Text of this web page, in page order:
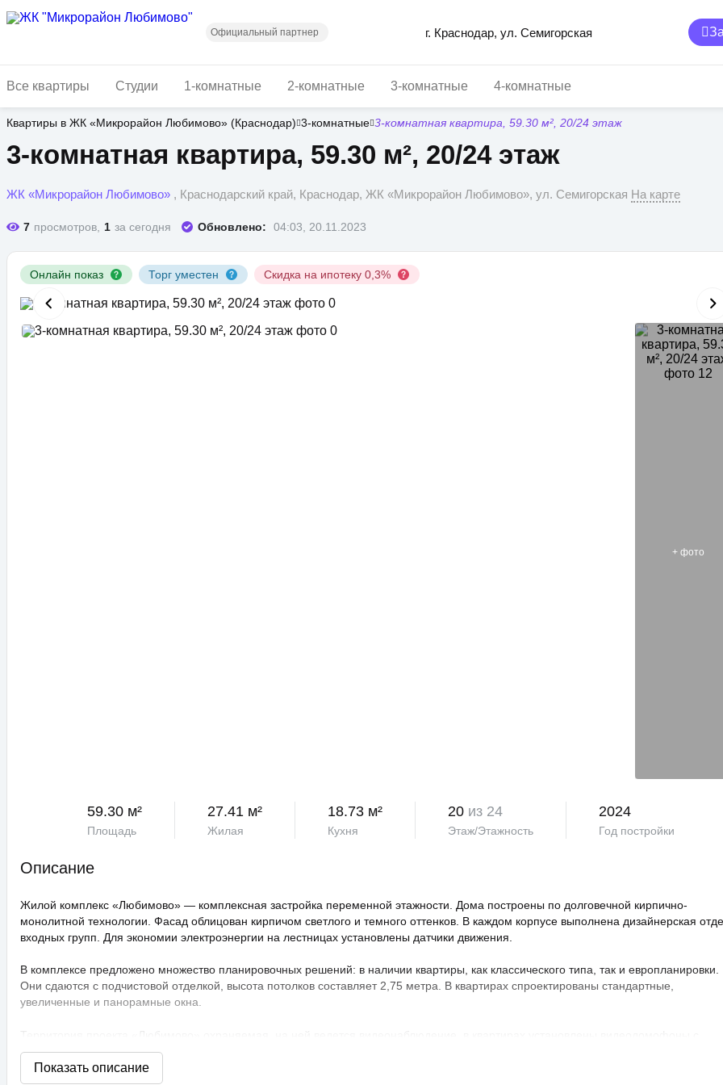
Официальный партнер г. Краснодар, ул. Семигорская
Все квартиры Студии 1-комнатные 2-комнатные 3-комнатные 4-комнатные
Квартиры в ЖК «Микрорайон Любимово» (Краснодар) 3-комнатные 3-комнатная квартира, 59.30 м², 20/24 этаж
3-комнатная квартира, 59.30 м², 20/24 этаж
ЖК «Микрорайон Любимово» , Краснодарский край, Краснодар, ЖК «Микрорайон Любимово», ул. Семигорская На карте
7 просмотров, 1 за сегодня Обновлено: 04:03, 20.11.2023
Онлайн показ Торг уместен Скидка на ипотеку 0,3%
+ фото
59.30 м²
Площадь
27.41 м²
Жилая
18.73 м²
Кухня
20 из 24
Этаж/Этажность
2024
Год постройки
Описание
Жилой комплекс «Любимово» — комплексная застройка переменной этажности. Дома построены по долговечной кирпично-
монолитной технологии. Фасад облицован кирпичом светлого и темного оттенков. В каждом корпусе выполнена дизайнерская
входных групп. Для экономии электроэнергии на лестницах установлены датчики движения.
В комплексе предложено множество планировочных решений: в наличии квартиры, как классического типа, так и европланировки.
Они сдаются с подчистовой отделкой, высота потолков составляет 2,75 метра. В квартирах спроектированы стандартные,
увеличенные и панорамные окна.
распознаванием лиц и управлением через приложение. Придомовая территория благоустроена, на ней проведено озеленение по
технологии сезонного цветения, выполнен многоуровневый ландшафтный дизайн. Во дворе расположены детские и спортивные